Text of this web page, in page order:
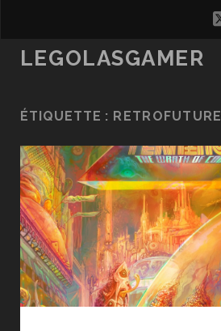
LEGOLASGAMER
ÉTIQUETTE : RETROFUTURE